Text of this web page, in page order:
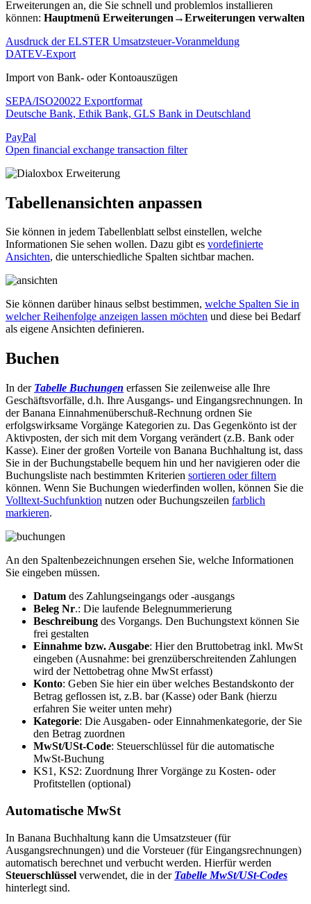
Erweiterungen an, die Sie schnell und problemlos installieren
können: Hauptmenü Erweiterungen→Erweiterungen verwalten
Ausdruck der ELSTER Umsatzsteuer-Voranmeldung
DATEV-Export
Import von Bank- oder Kontoauszügen
SEPA/ISO20022 Exportformat
Deutsche Bank, Ethik Bank, GLS Bank in Deutschland
PayPal
Open financial exchange transaction filter
Tabellenansichten anpassen
Sie können in jedem Tabellenblatt selbst einstellen, welche
Informationen Sie sehen wollen. Dazu gibt es vordefinierte
Ansichten, die unterschiedliche Spalten sichtbar machen.
Sie können darüber hinaus selbst bestimmen, welche Spalten Sie in
welcher Reihenfolge anzeigen lassen möchten und diese bei Bedarf
als eigene Ansichten definieren.
Buchen
In der Tabelle Buchungen erfassen Sie zeilenweise alle Ihre
Geschäftsvorfälle, d.h. Ihre Ausgangs- und Eingangsrechnungen. In
der Banana Einnahmenüberschuß-Rechnung ordnen Sie
erfolgswirksame Vorgänge Kategorien zu. Das Gegenkönto ist der
Aktivposten, der sich mit dem Vorgang verändert (z.B. Bank oder
Kasse). Einer der großen Vorteile von Banana Buchhaltung ist, dass
Sie in der Buchungstabelle bequem hin und her navigieren oder die
Buchungsliste nach bestimmten Kriterien sortieren oder filtern
können. Wenn Sie Buchungen wiederfinden wollen, können Sie die
Volltext-Suchfunktion nutzen oder Buchungszeilen farblich
markieren.
An den Spaltenbezeichnungen ersehen Sie, welche Informationen
Sie eingeben müssen.
Datum des Zahlungseingangs oder -ausgangs
Beleg Nr.: Die laufende Belegnummerierung
Beschreibung des Vorgangs. Den Buchungstext können Sie
frei gestalten
Einnahme bzw. Ausgabe: Hier den Bruttobetrag inkl. MwSt
eingeben (Ausnahme: bei grenzüberschreitenden Zahlungen
wird der Nettobetrag ohne MwSt erfasst)
Konto: Geben Sie hier ein über welches Bestandskonto der
Betrag geflossen ist, z.B. bar (Kasse) oder Bank (hierzu
erfahren Sie weiter unten mehr)
Kategorie: Die Ausgaben- oder Einnahmenkategorie, der Sie
den Betrag zuordnen
MwSt/USt-Code: Steuerschlüssel für die automatische
MwSt-Buchung
KS1, KS2: Zuordnung Ihrer Vorgänge zu Kosten- oder
Profitstellen (optional)
Automatische MwSt
In Banana Buchhaltung kann die Umsatzsteuer (für
Ausgangsrechnungen) und die Vorsteuer (für Eingangsrechnungen)
automatisch berechnet und verbucht werden. Hierfür werden
Steuerschlüssel verwendet, die in der Tabelle MwSt/USt-Codes
hinterlegt sind.